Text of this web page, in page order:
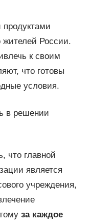
жителей России.
к своим
что готовы
условия.
в решении
что главной
является
учреждения,
за каждое